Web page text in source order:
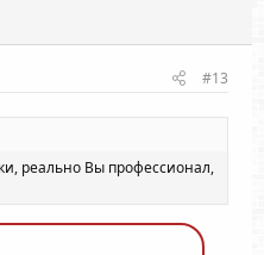
#13
реально Вы профессионал,